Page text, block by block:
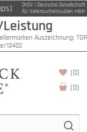
DtGV | Deutsche Gesellschaft
für Verbraucherstudien mbH
Auszeichnung: TOP
13402
(0)
(0)